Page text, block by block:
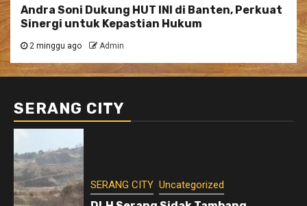
Andra Soni Dukung HUT INI di Banten, Perkuat
Sinergi untuk Kepastian Hukum
2 minggu ago Admin
SERANG CITY
SERANG CITY Uncategorized